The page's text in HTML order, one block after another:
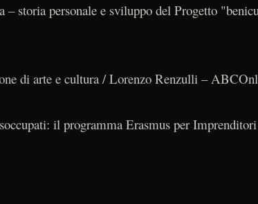
– storia personale e sviluppo del Progetto
di arte e cultura / Lorenzo Renzulli –
il programma Erasmus per